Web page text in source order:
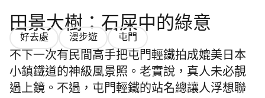
田景大樹：石屎中的綠意
好去處 漫步遊 屯門
不下一次有民間高手把屯門輕鐵拍成媲美日本
小鎮鐵道的神級風景照。老實說，真人未必靚
過上鏡。不過，屯門輕鐵的站名總讓人浮想聯